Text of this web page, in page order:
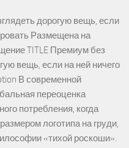
дорогую вещь, если
Размещена на
TITLE Премиум без
вещь, если на ней ничего
В современной
переоценка
потребления, когда
логотипа на груди,
«тихой роскоши».